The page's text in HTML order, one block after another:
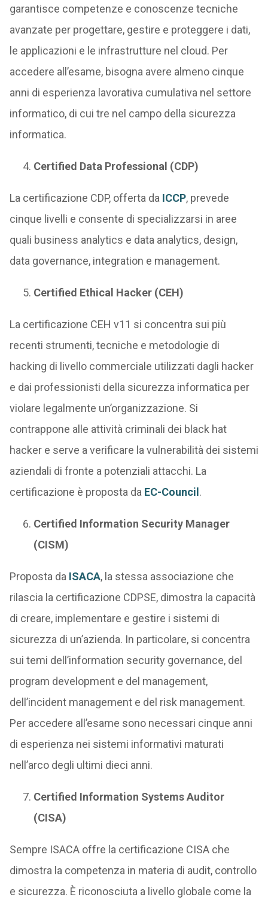
garantisce competenze e conoscenze tecniche
avanzate per progettare, gestire e proteggere i dati,
le applicazioni e le infrastrutture nel cloud. Per
accedere all’esame, bisogna avere almeno cinque
anni di esperienza lavorativa cumulativa nel settore
informatico, di cui tre nel campo della sicurezza
informatica.
Certified Data Professional (CDP)
La certificazione CDP, offerta da ICCP, prevede
cinque livelli e consente di specializzarsi in aree
quali business analytics e data analytics, design,
data governance, integration e management.
Certified Ethical Hacker (CEH)
La certificazione CEH v11 si concentra sui più
recenti strumenti, tecniche e metodologie di
hacking di livello commerciale utilizzati dagli hacker
e dai professionisti della sicurezza informatica per
violare legalmente un’organizzazione. Si
contrappone alle attività criminali dei black hat
hacker e serve a verificare la vulnerabilità dei sistemi
aziendali di fronte a potenziali attacchi. La
certificazione è proposta da EC-Council .
Certified Information Security Manager
(CISM)
Proposta da ISACA, la stessa associazione che
rilascia la certificazione CDPSE, dimostra la capacità
di creare, implementare e gestire i sistemi di
sicurezza di un’azienda. In particolare, si concentra
sui temi dell’information security governance, del
program development e del management,
dell’incident management e del risk management.
Per accedere all’esame sono necessari cinque anni
di esperienza nei sistemi informativi maturati
nell’arco degli ultimi dieci anni.
Certified Information Systems Auditor
(CISA)
Sempre ISACA offre la certificazione CISA che
dimostra la competenza in materia di audit, controllo
e sicurezza. È riconosciuta a livello globale come la